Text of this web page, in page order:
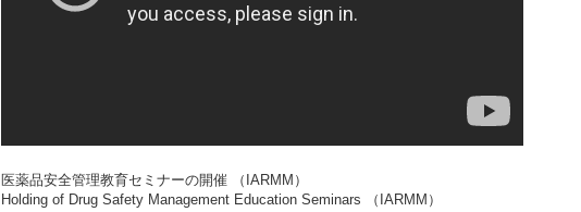
医薬品安全管理教育セミナーの開催 （IARMM）
Holding of Drug Safety Management Education Seminars （IARMM）